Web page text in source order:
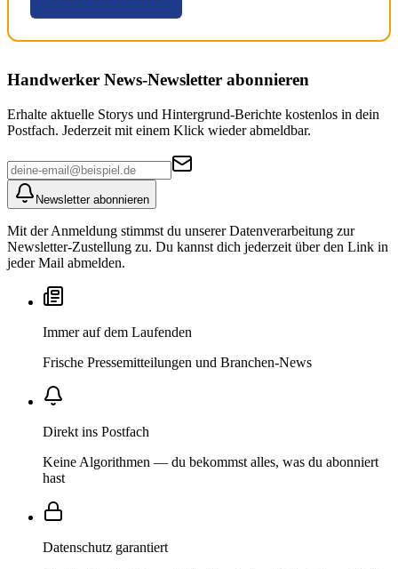
Handwerker News-Newsletter abonnieren
Erhalte aktuelle Storys und Hintergrund-Berichte kostenlos in dein
Postfach. Jederzeit mit einem Klick wieder abmeldbar.
Newsletter abonnieren
Mit der Anmeldung stimmst du unserer Datenverarbeitung zur
Newsletter-Zustellung zu. Du kannst dich jederzeit über den Link in
jeder Mail abmelden.
Immer auf dem Laufenden
Frische Pressemitteilungen und Branchen-News
Direkt ins Postfach
Keine Algorithmen — du bekommst alles, was du abonniert
hast
Datenschutz garantiert